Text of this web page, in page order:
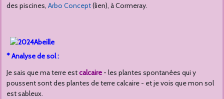
des piscines, Arbo Concept(lien), à Cormeray.
* Analyse de sol :
Je sais que ma terre estcalcaire - les plantes spontanées qui y
poussent sont des plantes de terre calcaire - et je vois que mon sol
est sableux.